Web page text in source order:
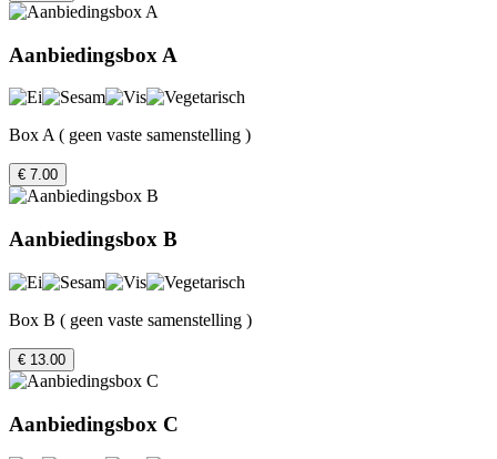
Aanbiedingsbox A
Box A ( geen vaste samenstelling )
€ 7.00
Aanbiedingsbox B
Box B ( geen vaste samenstelling )
€ 13.00
Aanbiedingsbox C